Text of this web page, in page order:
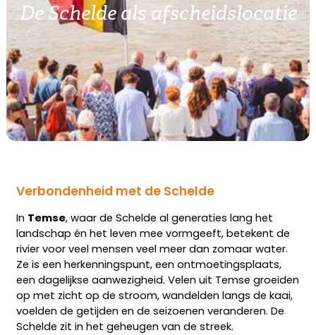
De Schelde als afscheidslocatie
Verbondenheid met de Schelde
In Temse, waar de Schelde al generaties lang het
landschap én het leven mee vormgeeft, betekent de
rivier voor veel mensen veel meer dan zomaar water.
Ze is een herkenningspunt, een ontmoetingsplaats,
een dagelijkse aanwezigheid. Velen uit Temse groeiden
op met zicht op de stroom, wandelden langs de kaai,
voelden de getijden en de seizoenen veranderen. De
Schelde zit in het geheugen van de streek.